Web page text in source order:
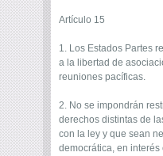
Artículo 15
1. Los Estados Partes
a la libertad de
reuniones pacíficas.
2. No se impondrán
derechos distintas de
con la ley y que sean
democrática, en